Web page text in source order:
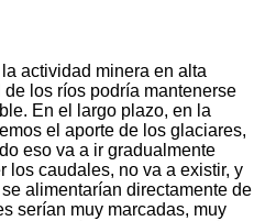
actividad minera en alta
los ríos podría mantenerse
En el largo plazo, en la
el aporte de los glaciares,
eso va a ir gradualmente
los caudales, no va a existir, y
alimentarían directamente de
serían muy marcadas, muy